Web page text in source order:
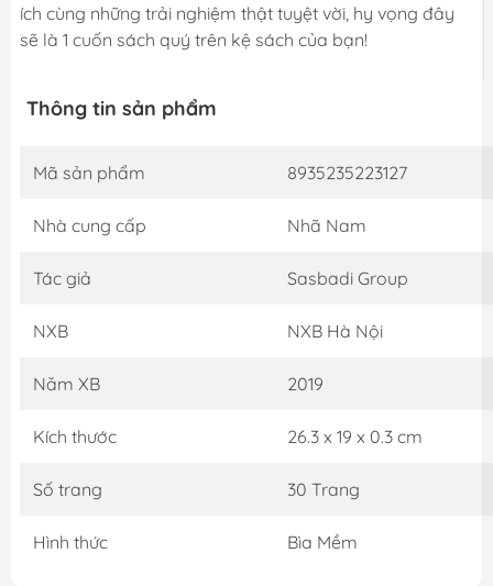
ích cùng những trải nghiệm thật tuyệt vời, hy vọng đây
sẽ là 1 cuốn sách quý trên kệ sách của bạn!
Thông tin sản phẩm
Mã sản phẩm 8935235223127
Nhà cung cấp Nhã Nam
Tác giả Sasbadi Group
NXB NXB Hà Nội
Năm XB 2019
Kích thước 26.3 x 19 x 0.3 cm
Số trang 30 Trang
Hình thức Bìa Mềm